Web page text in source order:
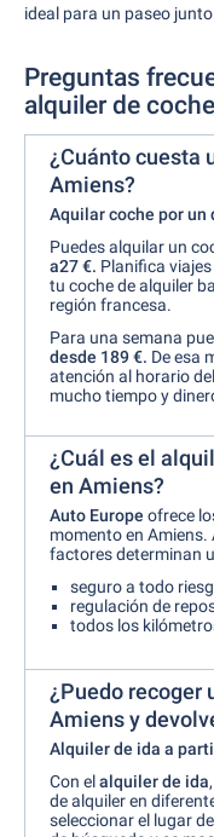
ideal para un paseo
Preguntas
alquiler de
¿Cuánto cuesta
Amiens?
Aquilar coche por un
Puedes alquilar un
a27 €. Planifica
tu coche de alquiler
región francesa.
Para una semana
desde 189 €. De esa
atención al horario
mucho tiempo y
¿Cuál es el
en Amiens?
Auto Europe ofrece
momento en Amiens.
factores determinan
seguro a todo
regulación de
todos los
¿Puedo recoger
Amiens y
Alquiler de ida a
Con elalquiler de ida
de alquiler en
seleccionar el lugar